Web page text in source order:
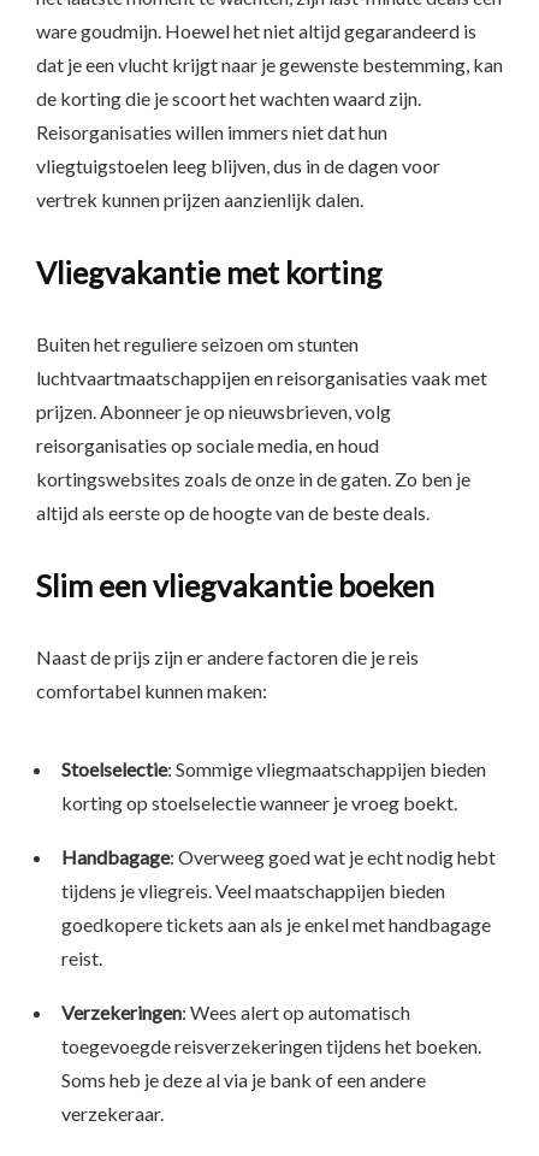
ware goudmijn. Hoewel het niet altijd gegarandeerd is
dat je een vlucht krijgt naar je gewenste bestemming, kan
de korting die je scoort het wachten waard zijn.
Reisorganisaties willen immers niet dat hun
vliegtuigstoelen leeg blijven, dus in de dagen voor
vertrek kunnen prijzen aanzienlijk dalen.
Vliegvakantie met korting
Buiten het reguliere seizoen om stunten
luchtvaartmaatschappijen en reisorganisaties vaak met
prijzen. Abonneer je op nieuwsbrieven, volg
reisorganisaties op sociale media, en houd
kortingswebsites zoals de onze in de gaten. Zo ben je
altijd als eerste op de hoogte van de beste deals.
Slim een vliegvakantie boeken
Naast de prijs zijn er andere factoren die je reis
comfortabel kunnen maken:
Stoelselectie: Sommige vliegmaatschappijen bieden
korting op stoelselectie wanneer je vroeg boekt.
Handbagage: Overweeg goed wat je echt nodig hebt
tijdens je vliegreis. Veel maatschappijen bieden
goedkopere tickets aan als je enkel met handbagage
reist.
Verzekeringen: Wees alert op automatisch
toegevoegde reisverzekeringen tijdens het boeken.
Soms heb je deze al via je bank of een andere
verzekeraar.